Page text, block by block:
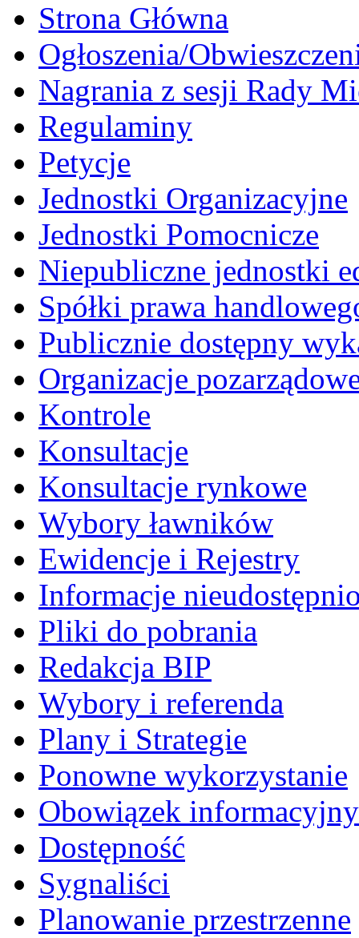
Strona Główna
Ogłoszenia/
Nagrania z sesji Rady
Regulaminy
Petycje
Jednostki Organizacyjne
Jednostki Pomocnicze
Niepubliczne jednostki
Spółki prawa
Publicznie dostępny
Organizacje
Kontrole
Konsultacje
Konsultacje rynkowe
Wybory ławników
Ewidencje i Rejestry
Informacje
Pliki do pobrania
Redakcja BIP
Wybory i referenda
Plany i Strategie
Ponowne wykorzystanie
Obowiązek informacyjny
Dostępność
Sygnaliści
Planowanie przestrzenne